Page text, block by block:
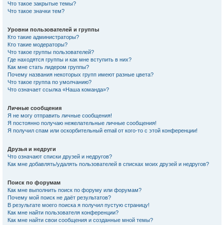
Что такое закрытые темы?
Что такое значки тем?
Уровни пользователей и группы
Кто такие администраторы?
Кто такие модераторы?
Что такое группы пользователей?
Где находятся группы и как мне вступить в них?
Как мне стать лидером группы?
Почему названия некоторых групп имеют разные цвета?
Что такое группа по умолчанию?
Что означает ссылка «Наша команда»?
Личные сообщения
Я не могу отправить личные сообщения!
Я постоянно получаю нежелательные личные сообщения!
Я получил спам или оскорбительный email от кого-то с этой конференции!
Друзья и недруги
Что означают списки друзей и недругов?
Как мне добавлять/удалять пользователей в списках моих друзей и недругов?
Поиск по форумам
Как мне выполнить поиск по форуму или форумам?
Почему мой поиск не даёт результатов?
В результате моего поиска я получил пустую страницу!
Как мне найти пользователя конференции?
Как мне найти свои сообщения и созданные мной темы?